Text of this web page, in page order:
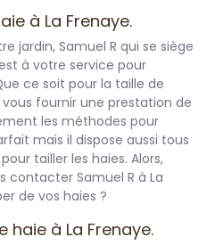
à La Frenaye.
jardin, Samuel R qui se siège
à votre service pour
ce soit pour la taille de
fournir une prestation de
les méthodes pour
mais il dispose aussi tous
tailler les haies. Alors,
contacter Samuel R à La
de vos haies ?
haie à La Frenaye.